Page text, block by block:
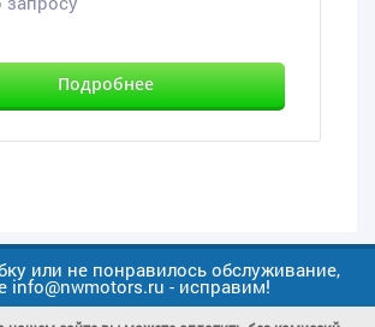
Подробнее
или не понравилось обслуживание,
info@nwmotors.ru - исправим!